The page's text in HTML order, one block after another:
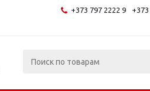
+373 797 2222 9 +373